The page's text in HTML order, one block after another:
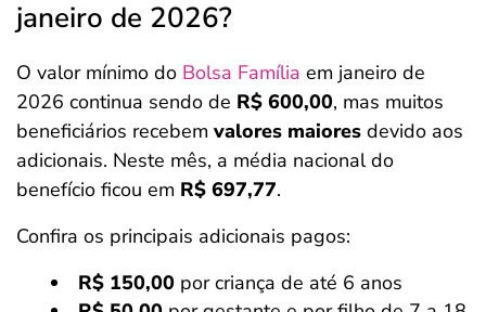
janeiro de 2026?
O valor mínimo do Bolsa Família em janeiro de
2026 continua sendo de R$ 600,00, mas muitos
beneficiários recebem valores maiores devido aos
adicionais. Neste mês, a média nacional do
benefício ficou em R$ 697,77.
Confira os principais adicionais pagos:
R$ 150,00 por criança de até 6 anos